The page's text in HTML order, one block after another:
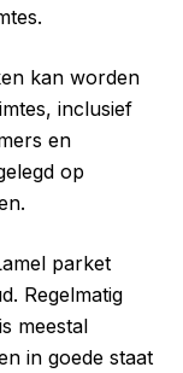
kan worden
inclusief
en
op
parket
Regelmatig
meestal
in goede staat